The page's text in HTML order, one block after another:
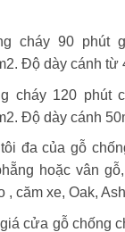
cháy 90 phút
Độ dày cánh từ
cháy 120 phút
Độ dày cánh
đa của gỗ
hoặc vân
, căm xe, Oak,
cửa gỗ chống